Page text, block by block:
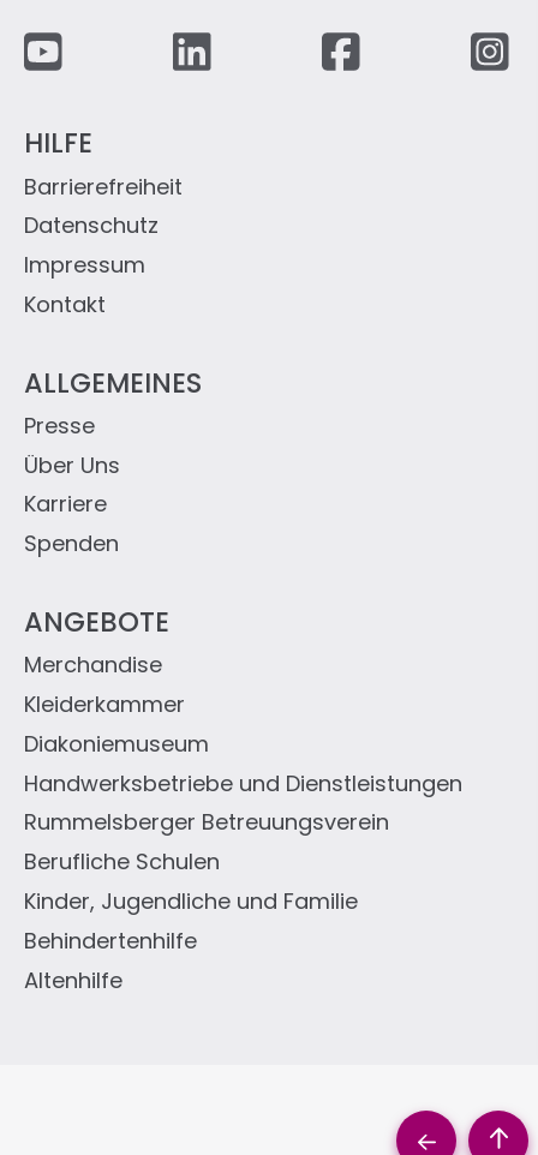
Fußzeile
ANGEBOTE
Altenhilfe
Behindertenhilfe
Kinder, Jugendliche und Familie
Berufliche Schulen
Rummelsberger Betreuungsverein
Handwerksbetriebe und Dienstleistungen
Diakoniemuseum
Kleiderkammer
Merchandise
ALLGEMEINES
Spenden
Karriere
Über Uns
Presse
HILFE
Kontakt
Impressum
Datenschutz
Barrierefreiheit